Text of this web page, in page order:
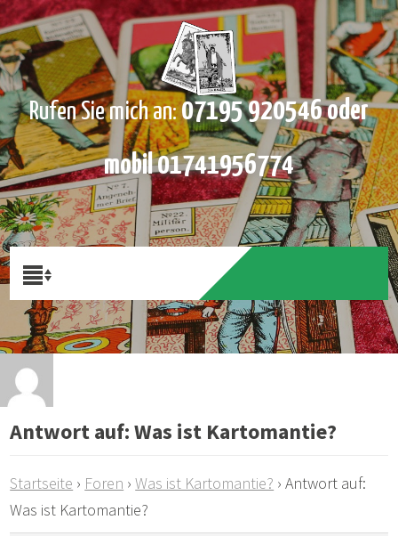
Rufen Sie mich an:07195 920546 oder
mobil 01741956774
Antwort auf: Was ist Kartomantie?
Startseite › Foren › Was ist Kartomantie? › Antwort auf:
Was ist Kartomantie?